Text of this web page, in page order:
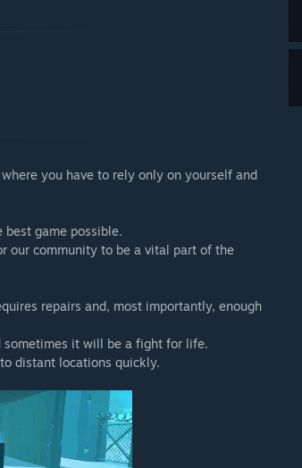
you have to rely only on yourself and
game possible.
our community to be a vital part of the
repairs and, most importantly, enough
it will be a fight for life.
distant locations quickly.